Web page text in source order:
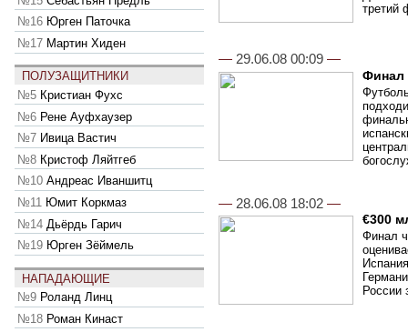
№16 Юрген Паточка
№17 Мартин Хиден
ПОЛУЗАЩИТНИКИ
№5 Кристиан Фухс
№6 Рене Ауфхаузер
№7 Ивица Вастич
№8 Кристоф Ляйтгеб
№10 Андреас Иваншитц
№11 Юмит Коркмаз
№14 Дьёрдь Гарич
№19 Юрген Зёймель
НАПАДАЮЩИЕ
№9 Роланд Линц
№18 Роман Кинаст
третий
— 29.06.08 00:09 —
Финал
— 28.06.08 18:02 —
€300
Финал
России